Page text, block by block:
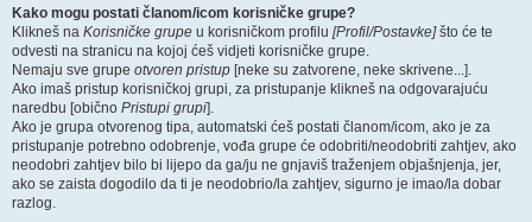
Kako mogu postati članom/icom korisničke grupe?
Klikneš na Korisničke grupe u korisničkom profilu [Profil/Postavke]što će te
odvesti na stranicu na kojoj ćeš vidjeti korisničke grupe.
Nemaju sve grupe otvoren pristup [neke su zatvorene, neke skrivene...].
Ako imaš pristup korisničkoj grupi, za pristupanje klikneš na odgovarajuću
naredbu [obično Pristupi grupi].
Ako je grupa otvorenog tipa, automatski ćeš postati članom/icom, ako je za
pristupanje potrebno odobrenje, vođa grupe će odobriti/neodobriti zahtjev, ako
neodobri zahtjev bilo bi lijepo da ga/ju ne gnjaviš traženjem objašnjenja, jer,
ako se zaista dogodilo da ti je neodobrio/la zahtjev, sigurno je imao/la dobar
razlog.